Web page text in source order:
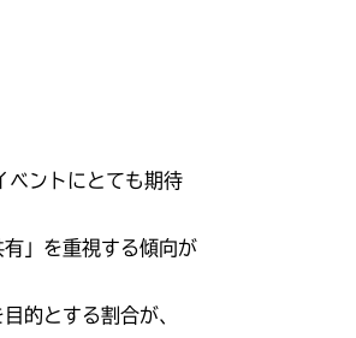
ントにとても期待
」を重視する傾向が
的とする割合が、